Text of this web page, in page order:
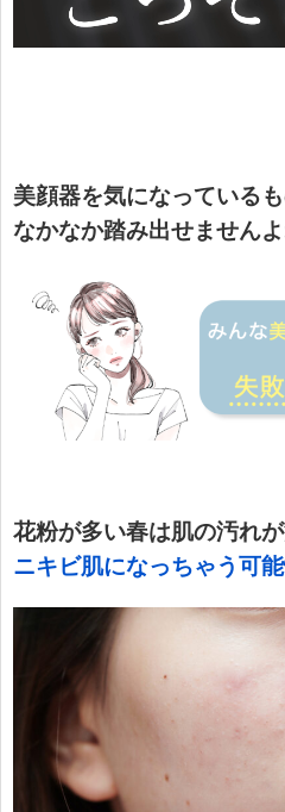
美顔器を気になっている
なかなか踏み出せませんよ
花粉が多い春は肌の汚れ
ニキビ肌になっちゃう可